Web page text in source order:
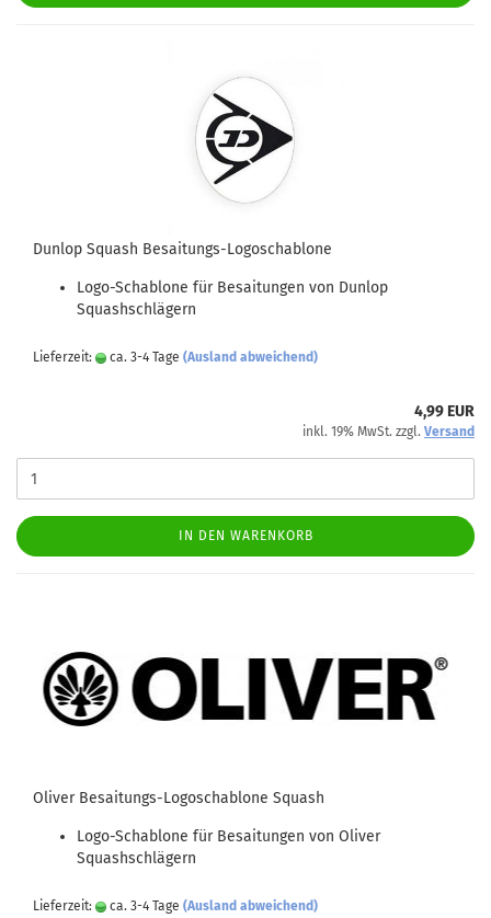
Dunlop Squash Besaitungs-Logoschablone
Logo-Schablone für Besaitungen von Dunlop
Squashschlägern
Lieferzeit: ca. 3-4 Tage (Ausland abweichend)
4,99 EUR
inkl. 19% MwSt. zzgl. Versand
IN DEN WARENKORB
Oliver Besaitungs-Logoschablone Squash
Logo-Schablone für Besaitungen von Oliver
Squashschlägern
Lieferzeit: ca. 3-4 Tage (Ausland abweichend)